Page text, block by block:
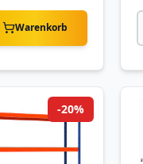
Warenkorb
-20%